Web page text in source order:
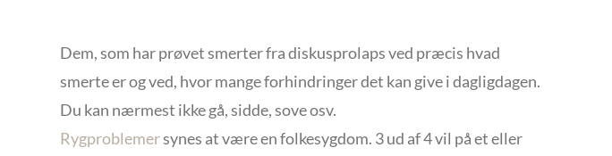
Dem, som har prøvet smerter fra diskusprolaps ved præcis hvad
smerte er og ved, hvor mange forhindringer det kan give i dagligdagen.
Du kan nærmest ikke gå, sidde, sove osv.
Rygproblemersynes at være en folkesygdom. 3 ud af 4 vil på et eller